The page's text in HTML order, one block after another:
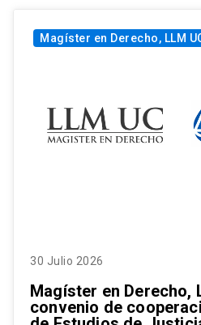
Magíster en Derecho, LLM
30 Julio 2026
Magíster en Derecho,
convenio de